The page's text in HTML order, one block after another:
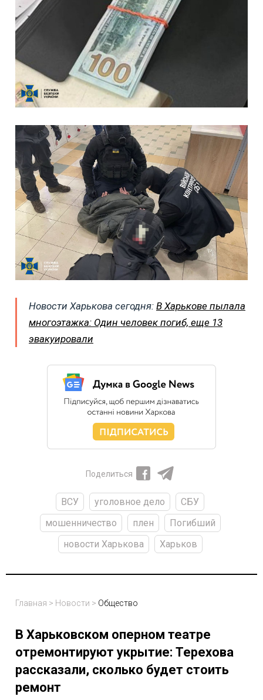
Новости Харькова сегодня: В Харькове пылала
многоэтажка: Один человек погиб, еще 13
эвакуировали
Поделиться
ВСУ уголовное дело
СБУ
мошенничество
плен
Погибший
новости Харькова
Харьков
Главная > Новости > Общество
В Харьковском оперном театре
отремонтируют укрытие: Терехова
рассказали, сколько будет стоить
ремонт